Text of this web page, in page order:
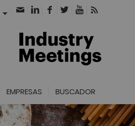
EMPRESAS BUSCADOR